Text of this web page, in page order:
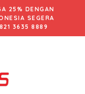
25% DENGAN
SEGERA
3635 8889